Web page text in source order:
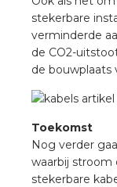
stekerbare
verminderde
de CO2-
de bouwplaats
Toekomst
Nog verder
waarbij stroom
stekerbare